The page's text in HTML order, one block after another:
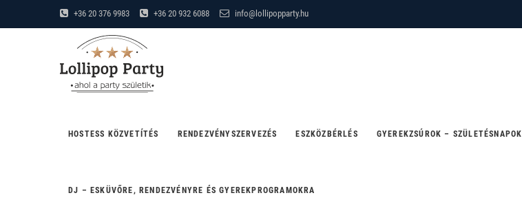
to
+36 20 376 9983 +36 20 932 6088 info@lollipopparty.hu
HOSTESS KÖZVETÍTÉS RENDEZVÉNYSZERVEZÉS ESZKÖZBÉRLÉS GYEREKZSÚROK – SZÜLETÉSNAPOK
DJ – ESKÜVŐRE, RENDEZVÉNYRE ÉS GYEREKPROGRAMOKRA